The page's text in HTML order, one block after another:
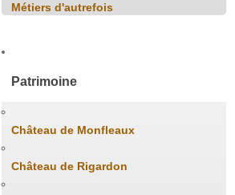
Métiers d'autrefois
Patrimoine
Château de Monfleaux
Château de Rigardon